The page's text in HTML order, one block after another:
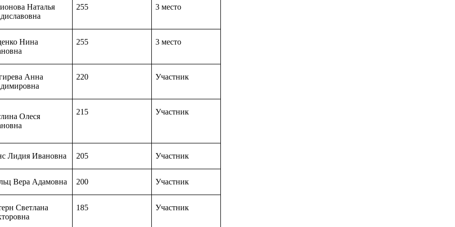
Наталья
255 3 место
Нина
255 3 место
Анна
220 Участник
Олеся
215 Участник
Лидия Ивановна 205 Участник
Вера Адамовна 200 Участник
Светлана
185 Участник